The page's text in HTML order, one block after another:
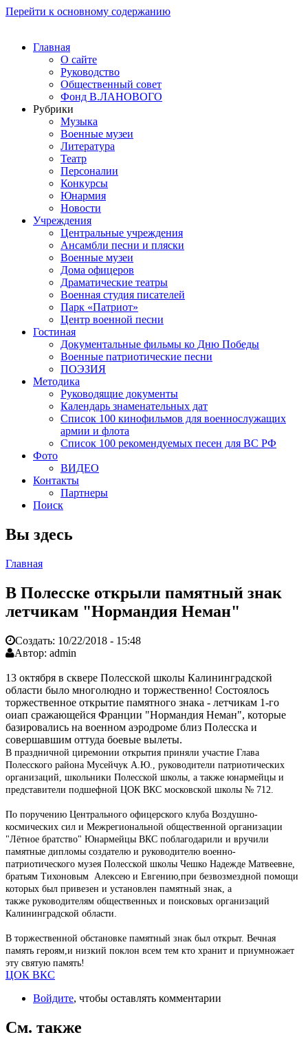
Перейти к основному содержанию
Главная
О сайте
Руководство
Общественный совет
Фонд В.ЛАНОВОГО
Рубрики
Музыка
Военные музеи
Литература
Театр
Персоналии
Конкурсы
Юнармия
Новости
Учреждения
Центральные учреждения
Ансамбли песни и пляски
Военные музеи
Дома офицеров
Драматические театры
Военная студия писателей
Парк «Патриот»
Центр военной песни
Гостиная
Документальные фильмы ко Дню Победы
Военные патриотические песни
ПОЭЗИЯ
Методика
Руководящие документы
Календарь знаменательных дат
Список 100 кинофильмов для военнослужащих
армии и флота
Список 100 рекомендуемых песен для ВС РФ
Фото
ВИДЕО
Контакты
Партнеры
Поиск
Вы здесь
Главная
В Полесске открыли памятный знак
летчикам "Нормандия Неман"
Создать: 10/22/2018 - 15:48
Автор: admin
13 октября в сквере Полесской школы Калининградской
области было многолюдно и торжественно! Состоялось
торжественное открытие памятного знака - летчикам 1-го
оиап сражающейся Франции "Нормандия Неман", которые
базировались на военном аэродроме близ Полесска и
совершавшим оттуда боевые вылеты.
В праздничной циремонии открытия приняли участие Глава
Полесского района Мусейчук А.Ю., руководители патриотических
организаций, школьники Полесской школы, а также юнармейцы и
представители подшефной ЦОК ВКС московской школы № 712.
По поручению Центрального офицерского клуба Воздушно-
космических сил и Межрегиональной общественной организации
"Лётное братство" Юнармейцы ВКС поблагодарили и вручили
памятные дипломы создателю и руководителю военно-
патриотического музея Полесской школы Чешко Надежде Матвеевне,
братьям Тихоновым Алексею и Евгению,при безвозмездной помощи
которых был привезен и установлен памятный знак, а
также руководителям общественных и поисковых организаций
Калининградской области.
В торжественной обстановке памятный знак был открыт. Вечная
память героям,и низкий поклон всем тем кто хранит и приумножает
эту святую память!
ЦОК ВКС
Войдите, чтобы оставлять комментарии
См. также